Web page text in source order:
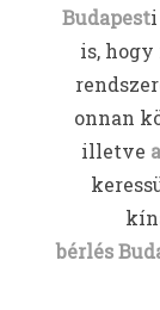
Budapest
is,
onnan
illetve
bérlés